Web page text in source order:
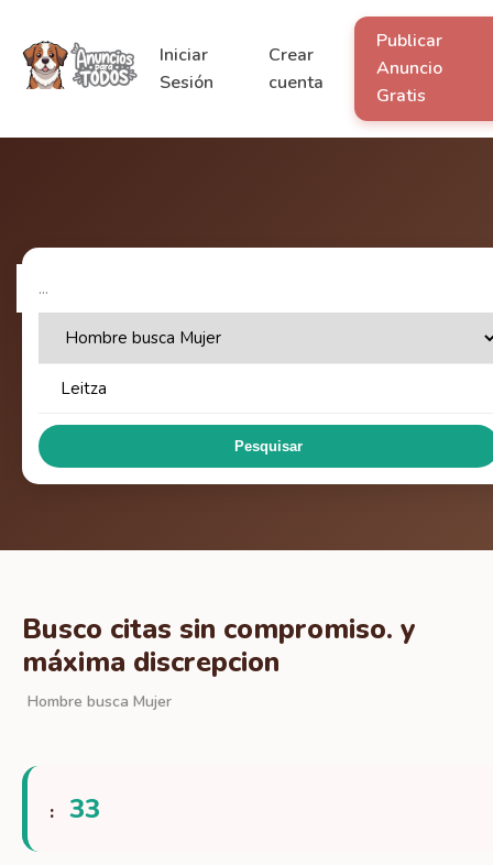
Iniciar
Sesión
Crear
cuenta
Publicar
Anuncio
Gratis
Pesquisar
Busco citas sin compromiso. y
máxima discrepcion
Hombre busca Mujer
: 33